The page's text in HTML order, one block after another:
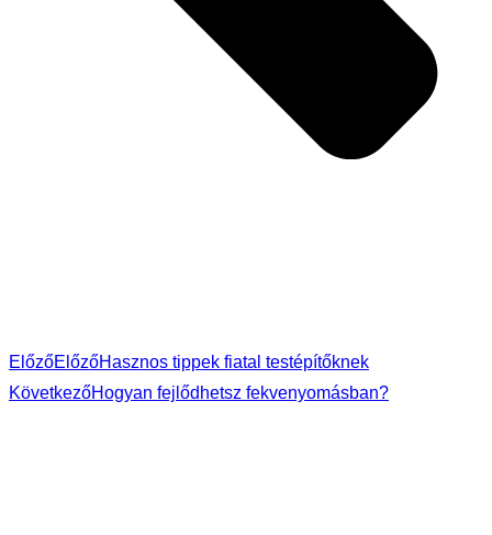
ElőzőElőzőHasznos tippek fiatal testépítőknek
KövetkezőHogyan fejlődhetsz fekvenyomásban?